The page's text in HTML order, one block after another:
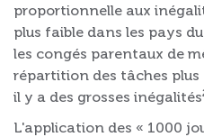
proportionnelle aux
plus faible dans les pays
les congés parentaux de
répartition des tâches plus
il y a des grosses inégalités
L'application des « 1000